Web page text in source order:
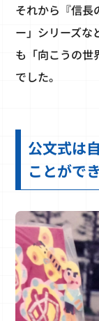
それから『信長
ー」シリーズな
も「向こうの世
でした。
公文式は
ことがで